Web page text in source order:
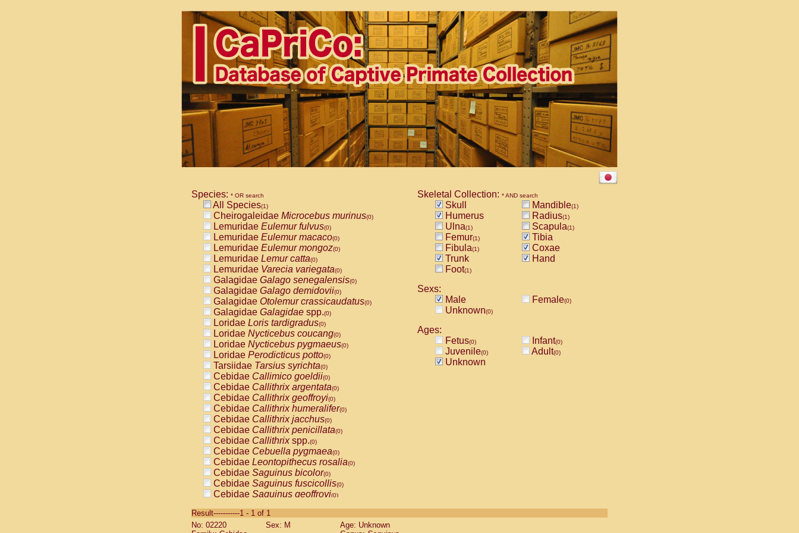
Species: * OR search
All Species(1)
Cheirogaleidae Microcebus murinus(0)
Lemuridae Eulemur fulvus(0)
Lemuridae Eulemur macaco(0)
Lemuridae Eulemur mongoz(0)
Lemuridae Lemur catta(0)
Lemuridae Varecia variegata(0)
Galagidae Galago senegalensis(0)
Galagidae Galago demidovii(0)
Galagidae Otolemur crassicaudatus(0)
Galagidae Galagidae spp.(0)
Loridae Loris tardigradus(0)
Loridae Nycticebus coucang(0)
Loridae Nycticebus pygmaeus(0)
Loridae Perodicticus potto(0)
Tarsiidae Tarsius syrichta(0)
Cebidae Callimico goeldii(0)
Cebidae Callithrix argentata(0)
Cebidae Callithrix geoffroyi(0)
Cebidae Callithrix humeralifer(0)
Cebidae Callithrix jacchus(0)
Cebidae Callithrix penicillata(0)
Cebidae Callithrixspp.(0)
Cebidae Cebuella pygmaea(0)
Cebidae Leontopithecus rosalia(0)
Cebidae Saguinus bicolor(0)
Cebidae Saguinus fuscicollis(0)
Cebidae Saguinus geoffroyi(0)
CebidaeSaguinus labiatus(0)
Cebidae Saguinus leucopus (0)
Skeletal Collection: * AND search
Skull Mandible(1)
Humerus Radius(1)
Ulna(1) Scapula(1)
Femur(1)
Tibia
Fibula(1)
Coxae
Trunk
Hand
Foot(1)
Sexs:
Male
Female(0)
Unknown(0)
Ages:
Fetus(0) Infant(0)
Juvenile(0) Adult(0)
Unknown
Result-----------1 - 1 of 1
No: 02220
Sex: M
Age: Unknown